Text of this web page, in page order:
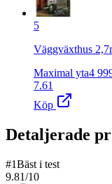
5
Väggväxthus
Maximal yta4
7.61
Köp
Detaljerade
#1Bäst i test
9.81/10